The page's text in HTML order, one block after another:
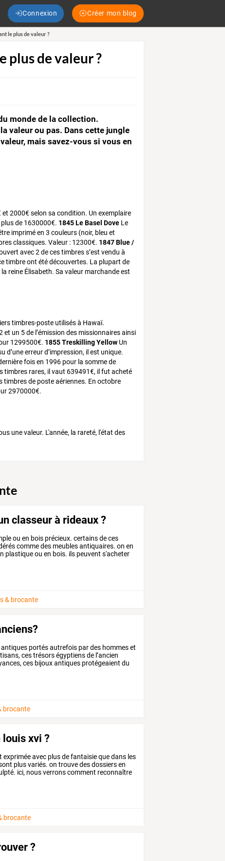
Connexion Créer mon blog
le plus de valeur ?
plus de valeur ?
monde de la collection.
valeur ou pas. Dans cette jungle
mais savez-vous si vous en
2000€ selon sa condition. Un exemplaire
de 1630000€. 1845 Le Basel DoveLe
imprimé en 3 couleurs (noir, bleu et
classiques. Valeur : 12300€. 1847 Blue /
avec 2 de ces timbres s’est vendu à
timbre ont été découvertes. La plupart de
reine Élisabeth. Sa valeur marchande est
timbres-poste utilisés à Hawaï.
un 5 de l’émission des missionnaires ainsi
1299500€. 1855 Treskilling YellowUn
d’une erreur d’impression, il est unique.
fois en 1996 pour la somme de
timbres rares, il vaut 639491€, il fut acheté
timbres de poste aériennes. En octobre
2970000€.
une valeur. L'année, la rareté, l'état des
classeur à rideaux ?
ou en bois précieux. certains de ces
comme des meubles antiquaires. on en
plastique ou en bois. ils peuvent s'acheter
& brocante
antiques portésautrefois pardes hommeset
cestrésorségyptiensde l’ancien
ces bijouxantiques protégeaient du
brocante
xvi ?
expriméeavec plusdefantaisiequedans les
plusvariés. on trouvedesdossiersen
ici, nousverronscomment reconnaître
brocante
?